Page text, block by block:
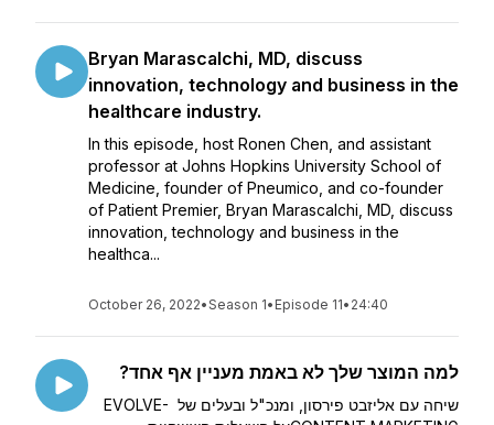
Bryan Marascalchi, MD, discuss
innovation, technology and business in the
healthcare industry.
In this episode, host Ronen Chen, and assistant
professor at Johns Hopkins University School of
Medicine, founder of Pneumico, and co-founder
of Patient Premier, Bryan Marascalchi, MD, discuss
innovation, technology and business in the
healthca...
October 26, 2022•Season 1• Episode 11• 24:40
למה המוצר שלך לא באמת מעניין אף אחד?
שיחה עם אליזבט פירסון, ומנכ"ל ובעלים של EVOLVE-